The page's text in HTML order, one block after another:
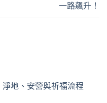
一路飆升！
地、安營與祈福流程